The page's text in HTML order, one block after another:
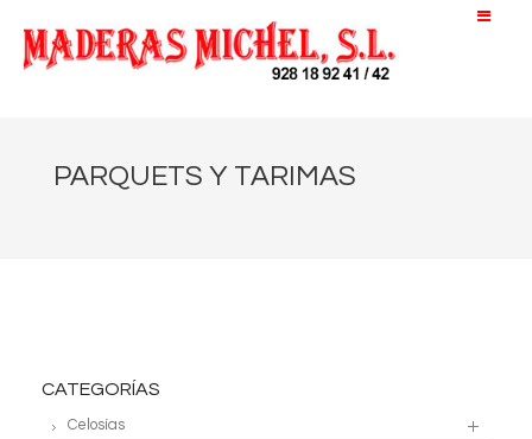
PARQUETS Y TARIMAS
CATEGORÍAS
Celosías